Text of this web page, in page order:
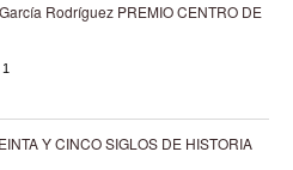
Rodríguez PREMIO CENTRO DE
1
Y CINCO SIGLOS DE HISTORIA